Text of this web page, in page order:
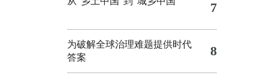
7
为破解全球治理难题提供时代
答案
8